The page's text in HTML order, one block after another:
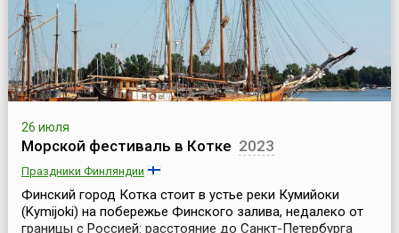
26 июля
Морской фестиваль в Котке 2023
Праздники Финляндии
Финский город Котка стоит в устье реки Кумийоки
(Kymijoki) на побережье Финского залива, недалеко от
границы с Россией: расстояние до Санкт-Петербурга